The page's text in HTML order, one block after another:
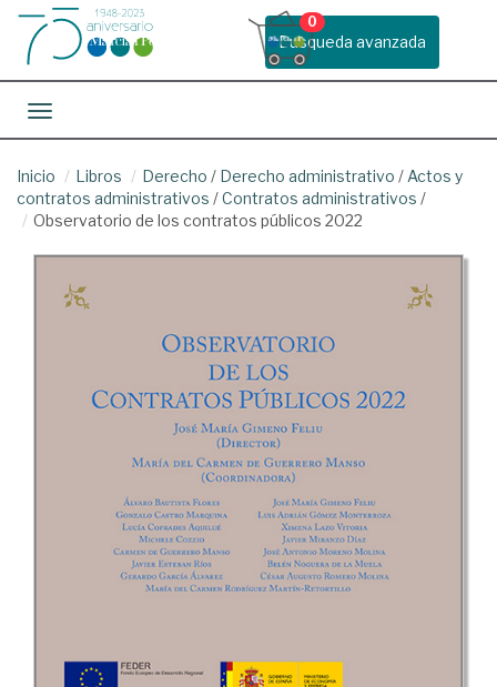
Busqueda avanzada
0
Toggle navigation
Inicio Libros Derecho / Derecho administrativo / Actos y
contratos administrativos /Contratos administrativos /
Observatorio de los contratos públicos 2022